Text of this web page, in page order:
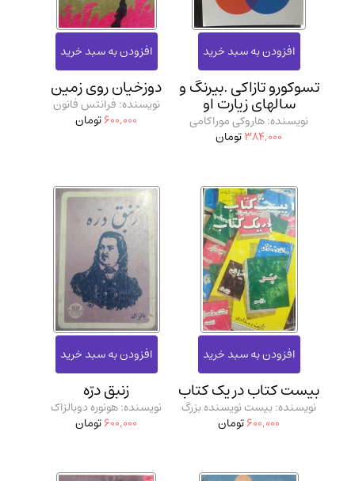
تسوکورو تازاکی .‌بیرنگ و
سالهای زیارت او
نویسنده: هاروکی موراکامی
384,000تومان
دوزخیان روی زمین
نویسنده: فرانتس فانون
600,000تومان
بیست کتاب در یک کتاب
نویسنده: بیست نویسنده بزرگ
600,000تومان
زنبق درّه
نویسنده: هونوره دوبالزاک
600,000تومان